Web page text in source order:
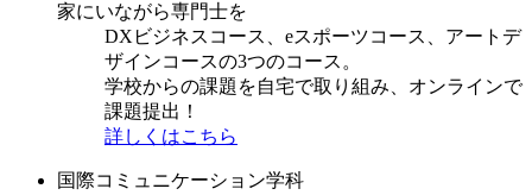
家にいながら専門士を
DXビジネスコース、eスポーツコース、アートデ
ザインコースの3つのコース。
学校からの課題を自宅で取り組み、オンラインで
課題提出！
詳しくはこちら
国際コミュニケーション学科